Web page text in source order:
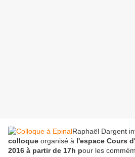
Raphaël Dargent
colloque organisé à l'espace Cours
2016 à partir de 17h pour les